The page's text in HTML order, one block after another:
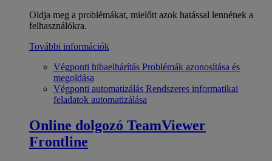
Oldja meg a problémákat, mielőtt azok hatással lennének a
felhasználókra.
További információk
Végponti hibaelhárítás Problémák azonosítása és
megoldása
Végponti automatizálás Rendszeres informatikai
feladatok automatizálása
Online dolgozó TeamViewer
Frontline